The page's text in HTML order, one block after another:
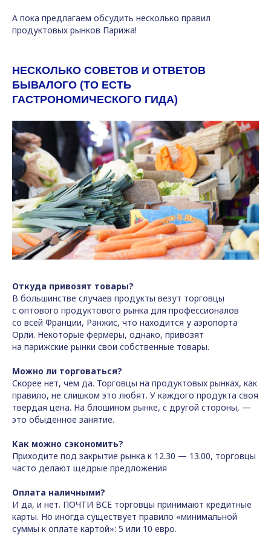
А пока предлагаем обсудить несколько правил
продуктовых рынков Парижа!
НЕСКОЛЬКО СОВЕТОВ И ОТВЕТОВ
БЫВАЛОГО (ТО ЕСТЬ
ГАСТРОНОМИЧЕСКОГО ГИДА)
Откуда привозят товары?
В большинстве случаев продукты везут торговцы
с оптового продуктового рынка для профессионалов
со всей Франции, Ранжис, что находится у аэропорта
Орли. Некоторые фермеры, однако, привозят
на парижские рынки свои собственные товары.
Можно ли торговаться?
Скорее нет, чем да. Торговцы на продуктовых рынках, как
правило, не слишком это любят. У каждого продукта своя
твердая цена. На блошином рынке, с другой стороны, —
это обыденное занятие.
Как можно сэкономить?
Приходите под закрытие рынка к 12.30 — 13.00, торговцы
часто делают щедрые предложения
Оплата наличными?
И да, и нет. ПОЧТИ ВСЕ торговцы принимают кредитные
карты. Но иногда существует правило «минимальной
суммы к оплате картой»: 5 или 10 евро.